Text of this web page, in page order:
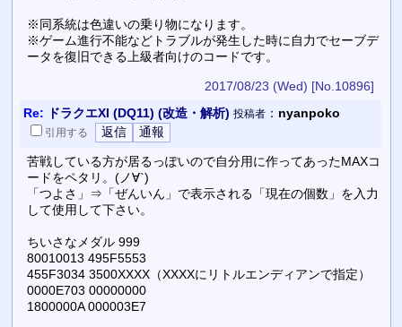
※同系統は色違いの乗り物になります。
※ゲーム進行不能などトラブルが発生した時に自力でセーブデ
ータを復旧できる上級者向けのコードです。
2017/08/23 (Wed) [No.10896]
Re: ドラクエXI (DQ11) (改造・解析) 投稿者： nyanpoko
引用する
苦戦している方が居るっぽいので自分用に作ってあったMAXコ
ードをペタリ。(ノ∀`)
「つよさ」⇒「ぜんいん」で表示される「現在の個数」を入力
して使用して下さい。
ちいさなメダル 999
80010013 495F5553
455F3034 3500XXXX（XXXXにリトルエンディアンで指定）
0000E703 00000000
1800000A 000003E7